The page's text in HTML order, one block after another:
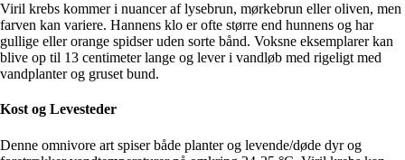
Viril krebs kommer i nuancer af lysebrun, mørkebrun eller oliven, men
farven kan variere. Hannens klo er ofte større end hunnens og har
gullige eller orange spidser uden sorte bånd. Voksne eksemplarer kan
blive op til 13 centimeter lange og lever i vandløb med rigeligt med
vandplanter og gruset bund.
Kost og Levesteder
Denne omnivore art spiser både planter og levende/døde dyr og